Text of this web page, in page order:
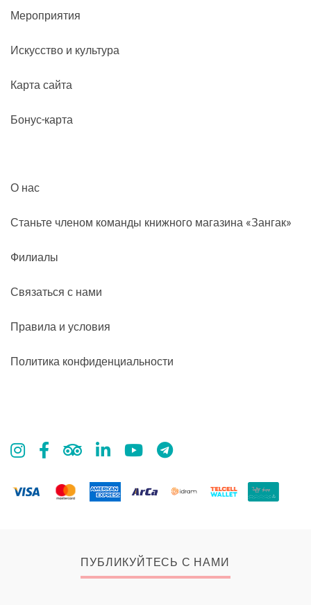
Мероприятия
Искусство и культура
Карта сайта
Бонус-карта
О нас
Станьте членом команды книжного магазина «Зангак»
Филиалы
Связаться с нами
Правила и условия
Политика конфиденциальности
ПУБЛИКУЙТЕСЬ С НАМИ